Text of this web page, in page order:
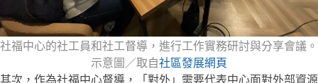
社福中心的社工員和社工督導，進行工作實務研討與分享會議。
示意圖／取自社區發展網頁
其次，作為社福中心督導，「對外」需要代表中心面對外部資源